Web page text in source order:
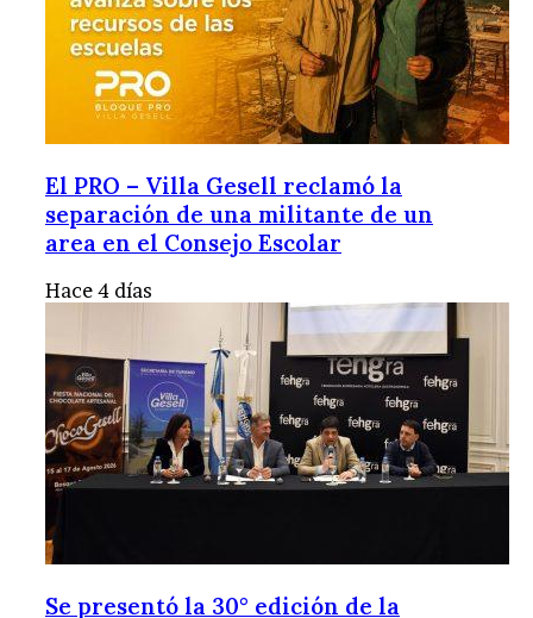
El PRO – Villa Gesell reclamó la
separación de una militante de un
area en el Consejo Escolar
Hace 4 días
Se presentó la 30° edición de la